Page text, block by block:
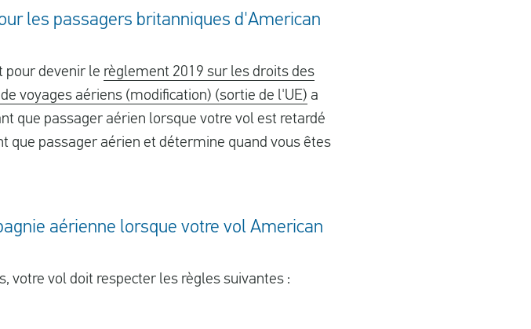
les passagers britanniques d'American
pour devenir le règlement 2019 sur les droits des
voyages aériens (modification) (sortie de l'UE) a
que passager aérien lorsque votre vol est retardé
que passager aérien et détermine quand vous êtes
aérienne lorsque votre vol American
votre vol doit respecter les règles suivantes :